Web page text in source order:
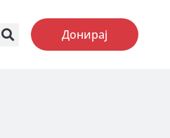
Донирај